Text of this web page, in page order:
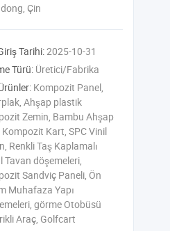
Çin
Tarihi:2025-10-31
Türü: Üretici/Fabrika
Kompozit Panel,
Ahşap plastik
Zemin, Bambu Ahşap
Kompozit Kart, SPC Vinil
Renkli Taş Kaplamalı
Tavan döşemeleri,
Sandviç Paneli, Ön
Muhafaza Yapı
görme Otobüsü
Araç, Golfcart